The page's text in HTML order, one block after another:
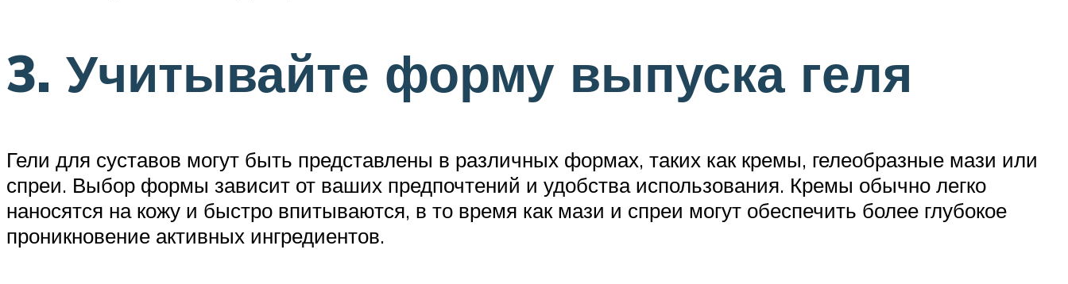
3. Учитывайте форму выпуска геля
Гели для суставов могут быть представлены в различных формах, таких как кремы, гелеобразные мази или
спреи. Выбор формы зависит от ваших предпочтений и удобства использования. Кремы обычно легко
наносятся на кожу и быстро впитываются, в то время как мази и спреи могут обеспечить более глубокое
проникновение активных ингредиентов.